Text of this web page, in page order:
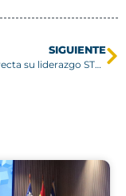
SIGUIENTE
USM proyecta su liderazgo STEM en encuentro latinoamericano de educación superior